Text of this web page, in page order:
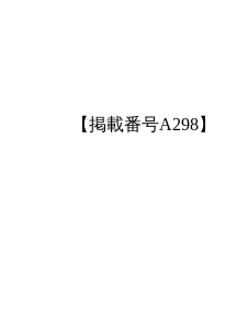
【掲載番号A298】